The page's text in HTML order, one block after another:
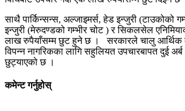
साथै पार्किन्सन्स, अल्जाइमर्स,हेड इन्जुरी (टाउकोको
इन्जुरी (मेरुदण्डको गम्भीर चोट)र सिकलसेल
लाख रुपैयाँसम्म छुट हुने छ ।
सरकारले चालु आर्थिक
विपन्न नागरिकका लागि सहुलियत उपचारबापत दुई
छुट्याएको छ ।
कमेन्ट गर्नुहोस्